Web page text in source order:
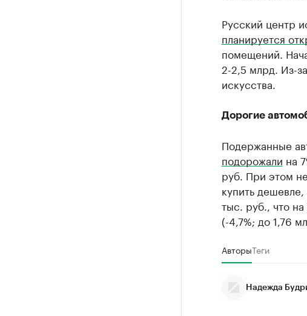
Русский центр
планируется
помещений.
2-2,5 млрд. Из-
искусства.
Дорогие
Подержанные
подорожали на
руб. При этом
купить
тыс. руб., что
(-4,7%; до 1,76
АвторыТеги
Надежда